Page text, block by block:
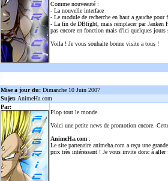
Comme nouveauté :
- La nouvelle interface
- Le module de recherche en haut a gauche pour
- La fin de DBfight, mais remplacer par Janken
pas encore en fonction mais d'ici quelques jours
Voila ! Je vous souhaite bonne visite a tous !
Mise a jour du: Dimanche 10 Juin 2007
Sujet: AnimeHa.com
Par:
Plop tout le monde.
Voici une petite news de promotion encore.
AnimeHa.com :
Le site partenaire animeha.com a reçu une
prix très intéressant ! Je vous invite donc à